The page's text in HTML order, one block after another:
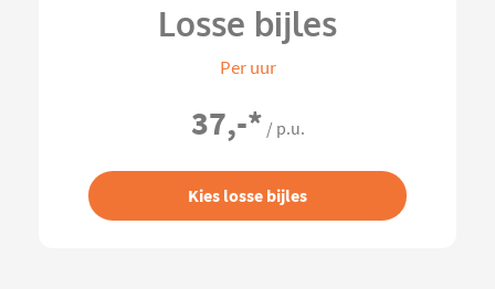
Losse bijles
Per uur
37,-* / p.u.
Kies losse bijles